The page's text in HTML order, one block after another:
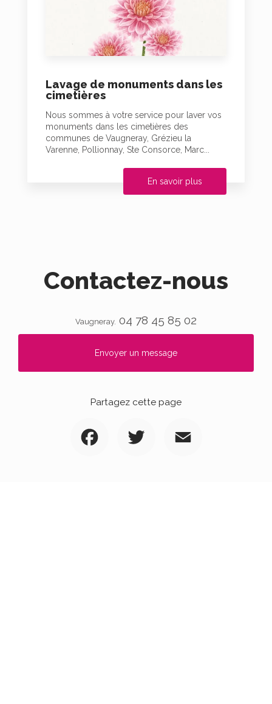
Lavage de monuments dans les
cimetières
Nous sommes à votre service pour laver vos
monuments dans les cimetières des
communes de Vaugneray, Grézieu la
Varenne, Pollionnay, Ste Consorce, Marc...
En savoir plus
Contactez-nous
Vaugneray. 04 78 45 85 02
Envoyer un message
Partagez cette page